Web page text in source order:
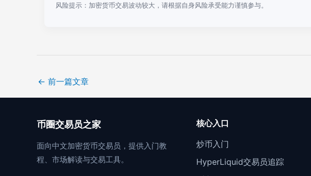
风险提示：加密货币交易波动较大，请根据自身风险承受能力谨慎参与。
← 前一篇文章
币圈交易员之家
面向中文加密货币交易员，提供入门教
程、市场解读与交易工具。
核心入口
炒币入门
HyperLiquid交易员追踪